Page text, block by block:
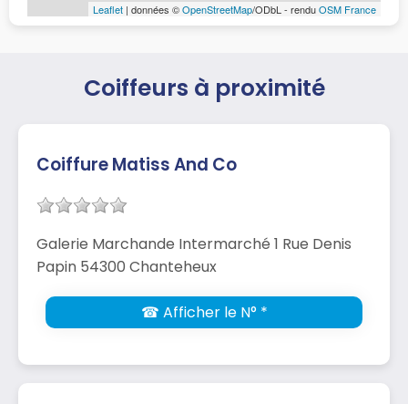
Leaflet | données ©OpenStreetMap/ODbL - renduOSM France
Coiffeurs à proximité
Coiffure Matiss And Co
Galerie Marchande Intermarché 1 Rue Denis
Papin 54300 Chanteheux
☎ Afficher le N° *